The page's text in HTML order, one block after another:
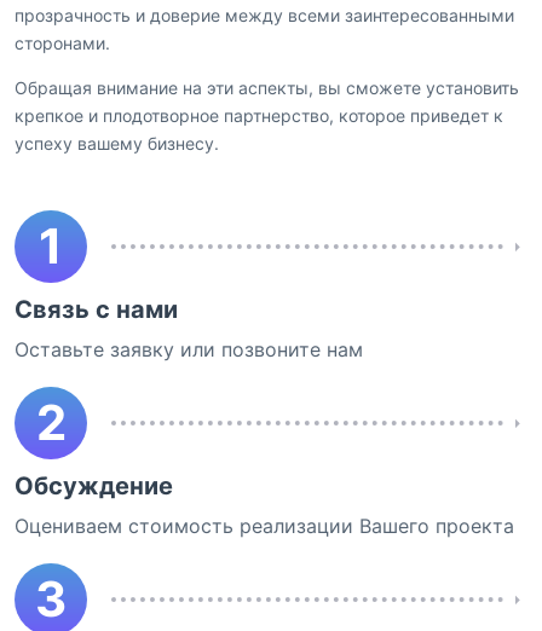
прозрачность и доверие между всеми заинтересованными
сторонами.
Обращая внимание на эти аспекты, вы сможете установить
крепкое и плодотворное партнерство, которое приведет к
успеху вашему бизнесу.
1
Связь с нами
Оставьте заявку или позвоните нам
2
Обсуждение
Оцениваем стоимость реализации Вашего проекта
3